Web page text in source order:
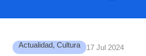
Actualidad, Cultura 17 Jul 2024